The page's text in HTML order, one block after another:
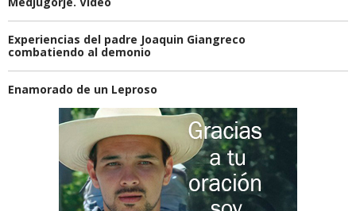
Experiencias del padre Joaquin Giangreco
combatiendo al demonio
Enamorado de un Leproso